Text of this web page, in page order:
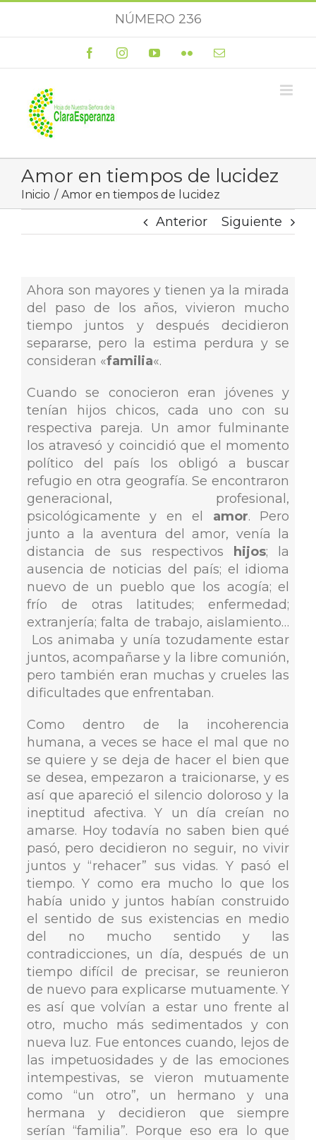
NÚMERO 236
FacebookInstagramYouTubeFlickr Correo
Amor en tiempos de lucidez
Inicio Amor en tiempos de lucidez
Anterior Siguiente
Ahora son mayores y tienen ya la mirada
del paso de los años, vivieron mucho
tiempo juntos y después decidieron
separarse, pero la estima perdura y se
consideran «familia«.
Cuando se conocieron eran jóvenes y
tenían hijos chicos, cada uno con su
respectiva pareja. Un amor fulminante
los atravesó y coincidió que el momento
político del país los obligó a buscar
refugio en otra geografía. Se encontraron
generacional, profesional,
psicológicamente y en el amor. Pero
junto a la aventura del amor, venía la
distancia de sus respectivos
hijos; la
ausencia de noticias del país; el idioma
nuevo de un pueblo que los acogía; el
frío de otras latitudes; enfermedad;
extranjería; falta de trabajo, aislamiento…
Los animaba y unía tozudamente estar
juntos, acompañarse y la libre comunión,
pero también eran muchas y crueles las
dificultades que enfrentaban.
Como dentro de la incoherencia
humana, a veces se hace el mal que no
se quiere y se deja de hacer el bien que
se desea, empezaron a traicionarse, y es
así que apareció el silencio doloroso y la
ineptitud afectiva. Y un día creían no
amarse. Hoy todavía no saben bien qué
pasó, pero decidieron no seguir, no vivir
juntos y “rehacer” sus vidas. Y pasó el
tiempo. Y como era mucho lo que los
había unido y juntos habían construido
el sentido de sus existencias en medio
del no mucho sentido y las
contradicciones, un día, después de un
tiempo difícil de precisar, se reunieron
de nuevo para explicarse mutuamente. Y
es así que volvían a estar uno frente al
otro, mucho más sedimentados y con
nueva luz. Fue entonces cuando, lejos de
las impetuosidades y de las emociones
intempestivas, se vieron mutuamente
como “un otro”, un hermano y una
hermana y decidieron que siempre
serían “familia”. Porque eso era lo que